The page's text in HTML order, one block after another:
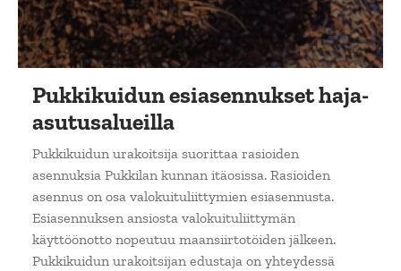
Pukkikuidun esiasennukset haja-
asutusalueilla
Pukkikuidun urakoitsija suorittaa rasioiden
asennuksia Pukkilan kunnan itäosissa. Rasioiden
asennus on osa valokuituliittymien esiasennusta.
Esiasennuksen ansiosta valokuituliittymän
käyttöönotto nopeutuu maansiirtotöiden jälkeen.
Pukkikuidun urakoitsijan edustaja on yhteydessä